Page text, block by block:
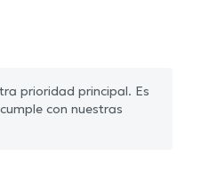
prioridad principal. Es
con nuestras